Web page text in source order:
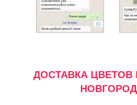
ДОСТАВКА